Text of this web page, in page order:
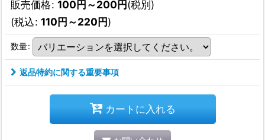
販売価格: 100円～200円(税別)
(税込: 110円～220円)
数量:
返品特約に関する重要事項
カートに入れる